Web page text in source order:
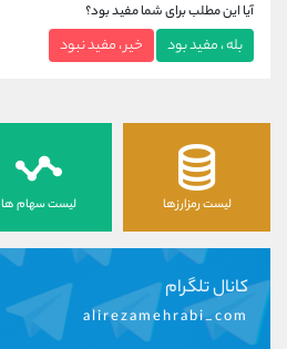
آیا این مطلب برای شما مفید بود؟
بله ، مفید بود خیر ، مفید نبود
لیست رمزارزها لیست سهام ها
کانال تلگرام
alirezamehrabi_com